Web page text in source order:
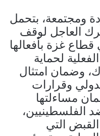
ومجتمعة، بتحمل
العاجل لوقف
قطاع غزة بأفعالها
لحماية
وضمان امتثال
وقرارات
مساءلتها
الفلسطينيين،
القبض التي